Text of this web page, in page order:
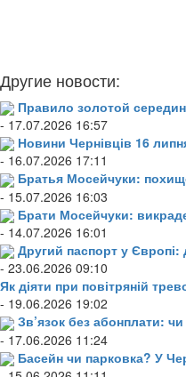
Другие новости:
Правило золотой
- 17.07.2026 16:57
Новини Чернівців 16
- 16.07.2026 17:11
Братья Мосейчуки:
- 15.07.2026 16:03
Брати Мосейчуки:
- 14.07.2026 16:01
Другий паспорт у
- 23.06.2026 09:10
Як діяти при повітряній
- 19.06.2026 19:02
Зв’язок без абонплати:
- 17.06.2026 11:24
Басейн чи парковка? У